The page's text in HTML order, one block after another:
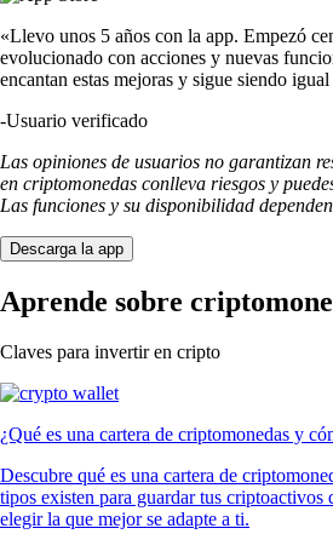
«Llevo unos 5 años con la app. Empezó
evolucionado con acciones y nuevas
encantan estas mejoras y sigue siendo
-Usuario verificado
Las opiniones de usuarios no garantizan
en criptomonedas conlleva riesgos y
Las funciones y su disponibilidad
Descarga la app
Aprende sobre
Claves para invertir en cripto
¿Qué es una cartera de criptomonedas y
Descubre qué es una cartera de
tipos existen para guardar tus criptoactivos
elegir la que mejor se adapte a ti.